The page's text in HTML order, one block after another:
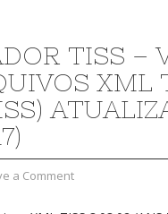
TISS –
XML
a Comment